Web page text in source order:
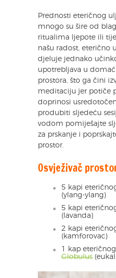
Prednosti eteričnog
mnogo su šire od
ritualima ljepote ili
našu radost, eterično
djeluje jednako
upotrebljava u
prostora, što ga čini
meditaciju jer potiče
doprinosi
produbiti sljedeću
vodom pomiješajte
za prskanje i
prostor.
Osvježivač
5 kapi
(ylang-ylang)
5 kapi
(lavanda)
2 kapi
(kamforovac)
1 kap
Globulus